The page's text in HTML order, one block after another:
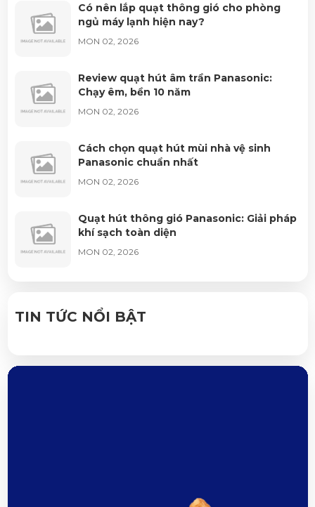
Có nên lắp quạt thông gió cho phòng
ngủ máy lạnh hiện nay?
MON 02, 2026
Review quạt hút âm trần Panasonic:
Chạy êm, bền 10 năm
MON 02, 2026
Cách chọn quạt hút mùi nhà vệ sinh
Panasonic chuẩn nhất
MON 02, 2026
Quạt hút thông gió Panasonic: Giải pháp
khí sạch toàn diện
MON 02, 2026
SUN 02, 2026
Đánh giá CB chống giật Panasonic
TIN TỨC NỔI BẬT